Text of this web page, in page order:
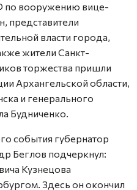
вооружению вице-
представители
власти города,
жители Санкт-
торжества пришли
Архангельской области,
и генерального
Будниченко.
события губернатор
Беглов подчеркнул:
Кузнецова
Здесь он окончил